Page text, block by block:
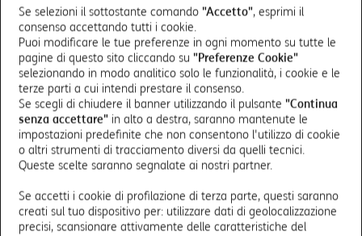
Modulo Cessazione CPS
TI TROVI QUI:
Home Assistenza Moduli Moduli Telefonia Fisso
Se selezioni il sottostante comando "Accetto", esprimi il
consenso accettando tutti i cookie.
Puoi modificare le tue preferenze in ogni momento su tutte le
pagine di questo sito cliccando su "Preferenze Cookie"
selezionando in modo analitico solo le funzionalità, i cookie e le
terze parti a cui intendi prestare il consenso.
Se scegli di chiudere il banner utilizzando il pulsante "Continua
senza accettare" in alto a destra, saranno mantenute le
impostazioni predefinite che non consentono l'utilizzo di cookie
o altri strumenti di tracciamento diversi da quelli tecnici.
Queste scelte saranno segnalate ai nostri partner.
Se accetti i cookie di profilazione di terza parte, questi saranno
creati sul tuo dispositivo per: utilizzare dati di geolocalizzazione
precisi, scansionare attivamente delle caratteristiche del